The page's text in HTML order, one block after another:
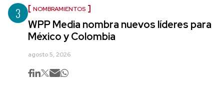
3 NOMBRAMIENTOS
WPP Media nombra nuevos líderes para
México y Colombia
agosto 5, 2026